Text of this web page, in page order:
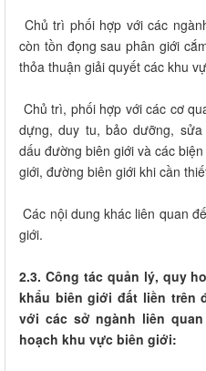
Chủ trì phối hợp với các
còn tồn đọng sau phân giới
thỏa thuận giải quyết các khu
Chủ trì, phối hợp với các cơ
dựng, duy tu, bảo dưỡng,
dấu đường biên giới và các
giới, đường biên giới khi cần
Các nội dung khác liên quan
giới.
2.3. Công tác quản lý, quy
khẩu biên giới đất liền trên
với các sở ngành liên
hoạch khu vực biên giới: